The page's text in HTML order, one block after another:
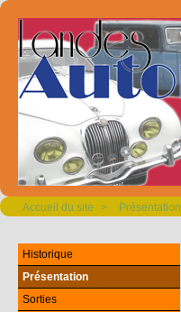
Accueil du site > Présentation
Historique
Présentation
Sorties